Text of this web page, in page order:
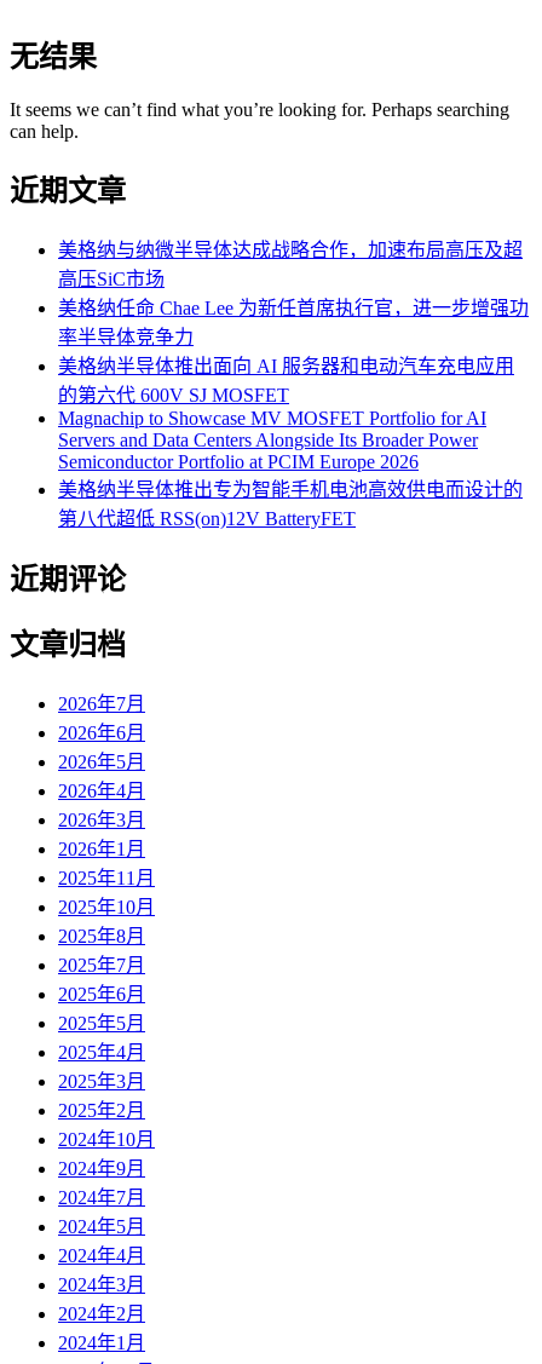
无结果
It seems we can’t find what you’re looking for. Perhaps searching
can help.
近期文章
美格纳与纳微半导体达成战略合作，加速布局高压及超
高压SiC市场
美格纳任命 Chae Lee 为新任首席执行官，进一步增强功
率半导体竞争力
美格纳半导体推出面向 AI 服务器和电动汽车充电应用
的第六代 600V SJ MOSFET
Magnachip to Showcase MV MOSFET Portfolio for AI
Servers and Data Centers Alongside Its Broader Power
Semiconductor Portfolio at PCIM Europe 2026
美格纳半导体推出专为智能手机电池高效供电而设计的
第八代超低 RSS(on)12V BatteryFET
近期评论
文章归档
2026年7月
2026年6月
2026年5月
2026年4月
2026年3月
2026年1月
2025年11月
2025年10月
2025年8月
2025年7月
2025年6月
2025年5月
2025年4月
2025年3月
2025年2月
2024年10月
2024年9月
2024年7月
2024年5月
2024年4月
2024年3月
2024年2月
2024年1月